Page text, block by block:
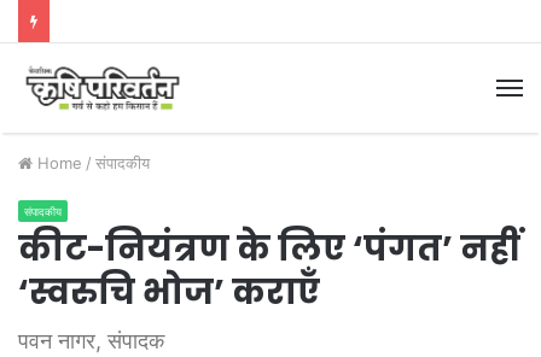
Home / संपादकीय
संपादकीय
कीट-नियंत्रण के लिए ‘पंगत’ नहीं
‘स्वरुचि भोज’ कराएँ
पवन नागर, संपादक